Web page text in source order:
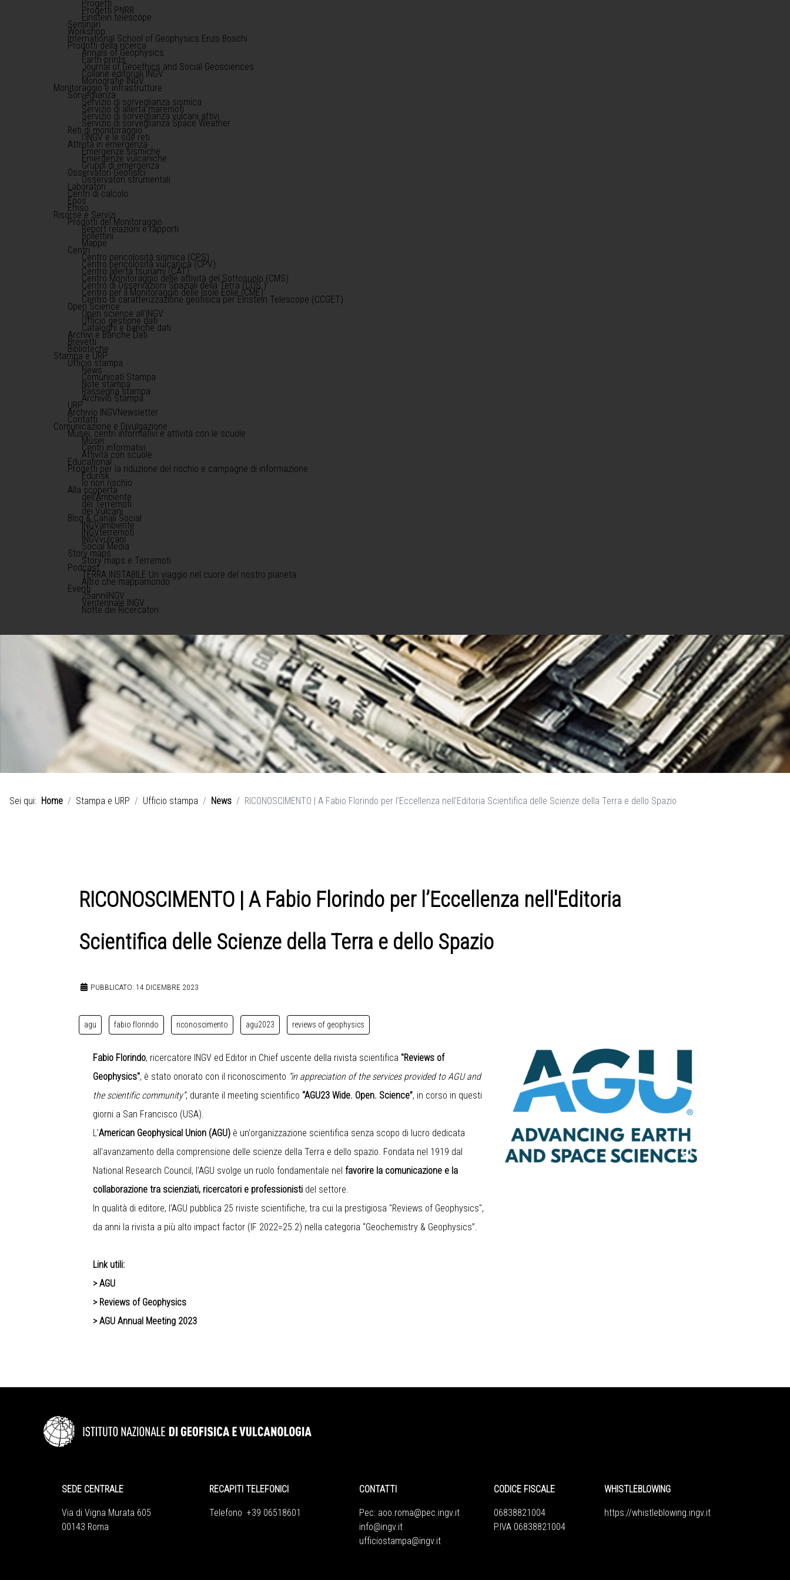
Progetti
Progetti PNRR
Einstein telescope
Seminari
Workshop
International School of Geophysics Enzo Boschi
Prodotti della ricerca
Annals of Geophysics
Earth-prints
Journal of Geoethics and Social Geosciences
Collane editoriali INGV
Monografie INGV
Monitoraggio e infrastrutture
Sorveglianza
Servizio di sorveglianza sismica
Servizio di allerta maremoti
Servizio di sorveglianza vulcani attivi
Servizio di sorveglianza Space Weather
Reti di monitoraggio
l'INGV e le sue reti
Attività in emergenza
Emergenze sismiche
Emergenze vulcaniche
Gruppi di emergenza
Osservatori Geofisici
Osservatori strumentali
Laboratori
Centri di calcolo
Epos
Emso
Risorse e Servizi
Prodotti del Monitoraggio
Report relazioni e rapporti
Bollettini
Mappe
Centri
Centro pericolosità sismica (CPS)
Centro pericolosità vulcanica (CPV)
Centro allerta tsunami (CAT)
Centro Monitoraggio delle attività del Sottosuolo (CMS)
Centro di Osservazioni Spaziali della Terra (COS )
Centro per il Monitoraggio delle Isole Eolie (CME)
Centro di caratterizzazione geofisica per Einstein Telescope (CCGET)
Open Science
Open science all'INGV
Ufficio gestione dati
Cataloghi e banche dati
Archivi e Banche Dati
Brevetti
Biblioteche
Stampa e URP
Ufficio stampa
News
Comunicati Stampa
Note stampa
Rassegna stampa
Archivio Stampa
URP
Archivio INGVNewsletter
Contatti
Comunicazione e Divulgazione
Musei, centri informativi e attività con le scuole
Musei
Centri informativi
Attività con scuole
Educational
Progetti per la riduzione del rischio e campagne di informazione
Edurisk
Io non rischio
Alla scoperta
dell'Ambiente
dei Terremoti
dei Vulcani
Blog & Canali Social
INGVambiente
INGVterremoti
INGVvulcani
Social Media
Story maps
Story maps e Terremoti
Podcast
TERRA INSTABILE Un viaggio nel cuore del nostro pianeta
Altro che mappamondo
Eventi
25anniINGV
Ventennale INGV
Notte dei Ricercatori
Sei qui: Home Stampa e URP Ufficio stampa News RICONOSCIMENTO | A Fabio Florindo per l’Eccellenza nell'Editoria Scientifica delle Scienze della Terra e dello Spazio
RICONOSCIMENTO | A Fabio Florindo per l’Eccellenza nell'Editoria
Scientifica delle Scienze della Terra e dello Spazio
PUBBLICATO: 14 DICEMBRE 2023
agu fabio florindo riconoscimento agu2023 reviews of geophysics
Fabio Florindo, ricercatore INGV ed Editor in Chief uscente della rivista scientifica "Reviews of
Geophysics", è stato onorato con il riconoscimento “in appreciation of the services provided to AGU and
the scientific community”, durante il meeting scientifico “AGU23 Wide. Open. Science”, in corso in questi
giorni a San Francisco (USA).
L'American Geophysical Union (AGU) è un'organizzazione scientifica senza scopo di lucro dedicata
all'avanzamento della comprensione delle scienze della Terra e dello spazio. Fondata nel 1919 dal
National Research Council, l'AGU svolge un ruolo fondamentale nel favorire la comunicazione e la
collaborazione tra scienziati, ricercatori e professionisti del settore.
In qualità di editore, l'AGU pubblica 25 riviste scientifiche, tra cui la prestigiosa "Reviews of Geophysics",
da anni la rivista a più alto impact factor (IF 2022=25.2) nella categoria “Geochemistry & Geophysics”.
Link utili:
>AGU
> Reviews of Geophysics
>AGU Annual Meeting 2023
SEDE CENTRALE
Via di Vigna Murata 605
00143 Roma
RECAPITI TELEFONICI
Telefono +39 06518601
CONTATTI
Pec: aoo.roma@pec.ingv.it
info@ingv.it
ufficiostampa@ingv.it
CODICE FISCALE
06838821004
P.IVA 06838821004
WHISTLEBLOWING
https://whistleblowing.ingv.it